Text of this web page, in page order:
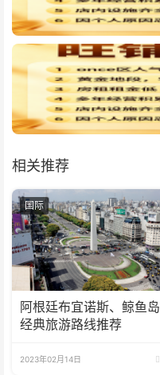
相关推荐
国际
阿根廷布宜诺斯、鲸鱼岛
经典旅游路线推荐
2023年02月14日